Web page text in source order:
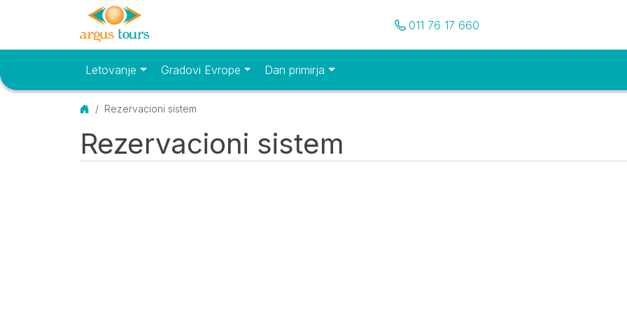
Pozovite nas
011 76 17 660
Osnovni meniLetovanje Gradovi Evrope Dan primirja
Početna
Rezervacioni sistem
Rezervacioni sistem